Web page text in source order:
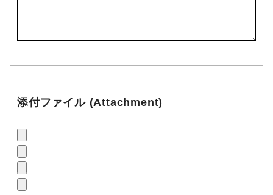
添付ファイル (Attachment)